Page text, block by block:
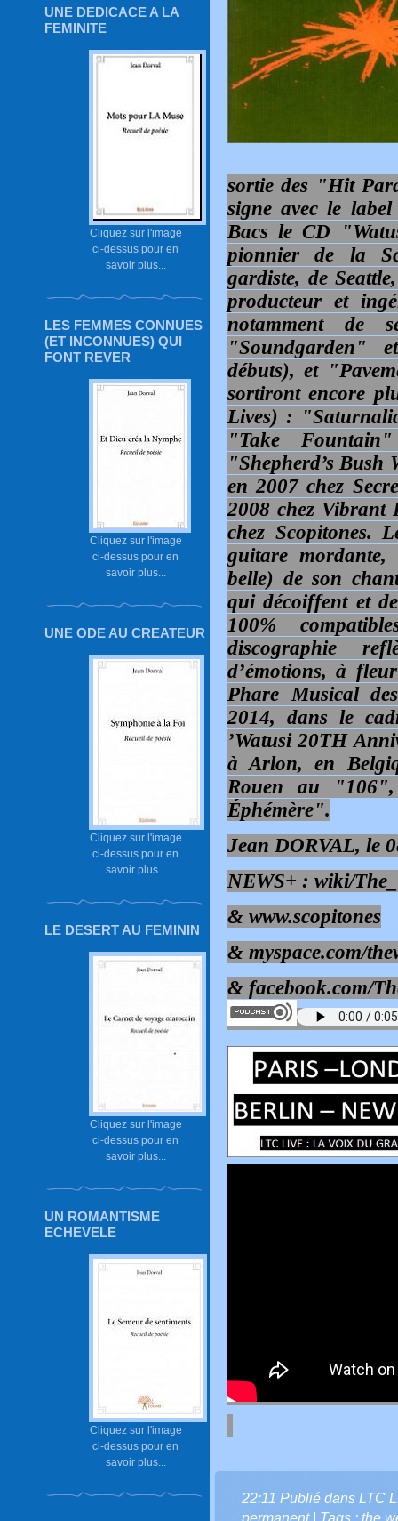
UNE DEDICACE A LA
FEMINITE
Cliquez sur l'image
ci-dessus pour en
savoir plus...
LES FEMMES CONNUES
(ET INCONNUES) QUI
FONT REVER
Cliquez sur l'image
ci-dessus pour en
savoir plus...
UNE ODE AU CREATEUR
Cliquez sur l'image
ci-dessus pour en
savoir plus...
LE DESERT AU FEMININ
Cliquez sur l'image
ci-dessus pour en
savoir plus...
UN ROMANTISME
ECHEVELE
Cliquez sur l'image
ci-dessus pour en
savoir plus...
sortie des "Hit
signe avec le
Bacs le CD
pionnier de la
gardiste, de
producteur et
notamment de
"Soundgarden"
débuts), et
sortiront encore
Lives) :
"Take
"Shepherd’s Bush
en 2007 chez
2008 chez Vibrant
chez Scopitones.
guitare
belle) de son
qui décoiffent et
100%
discographie
d’émotions, à
Phare Musical
2014, dans le
’Watusi 20TH
à Arlon, en
Rouen au
Éphémère".
Jean DORVAL, le
NEWS+ : wiki/
& www.scopitones
& myspace.com/
& facebook.com/
22:11 Publié dans LTC
permanent| Tags : the